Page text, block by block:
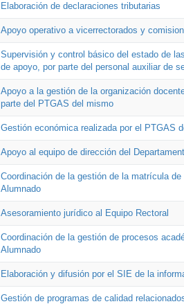
Elaboración de declaraciones tributarias
Apoyo operativo a vicerrectorados y
Supervisión y control básico del estado de
de apoyo, por parte del personal auxiliar de
Apoyo a la gestión de la organización
parte del PTGAS del mismo
Gestión económica realizada por el PTGAS
Apoyo al equipo de dirección del
Coordinación de la gestión de la matrícula
Alumnado
Asesoramiento jurídico al Equipo Rectoral
Coordinación de la gestión de procesos
Alumnado
Elaboración y difusión por el SIE de la
Gestión de programas de calidad